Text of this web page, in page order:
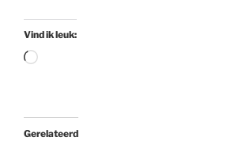
Vind ik leuk:
Aan
Gerelateerd